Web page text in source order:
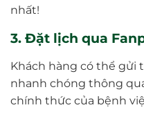
nhất!
3. Đặt lịch qua
Khách hàng có thể gửi
nhanh chóng thông
chính thức của bệnh